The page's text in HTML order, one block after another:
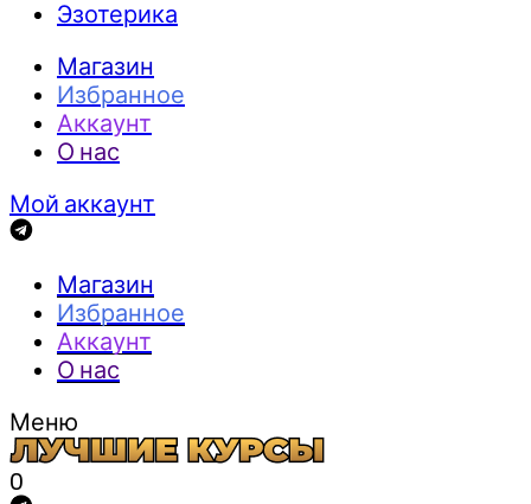
Эзотерика
Магазин
Избранное
Аккаунт
О нас
Мой аккаунт
Магазин
Избранное
Аккаунт
О нас
Меню
0